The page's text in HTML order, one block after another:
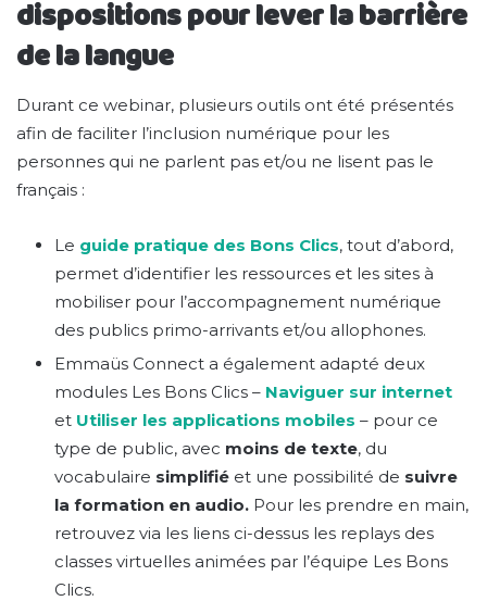
dispositions pour lever la barrière
de la langue
Durant ce webinar, plusieurs outils ont été présentés
afin de faciliter l’inclusion numérique pour les
personnes qui ne parlent pas et/ou ne lisent pas le
français :
Le guide pratique des Bons Clics, tout d’abord,
permet d’identifier les ressources et les sites à
mobiliser pour l’accompagnement numérique
des publics primo-arrivants et/ou allophones.
Emmaüs Connect a également adapté deux
modules Les Bons Clics – Naviguer sur internet
et Utiliser les applications mobiles – pour ce
type de public, avec moins de texte, du
vocabulaire simplifié et une possibilité de suivre
la formation en audio. Pour les prendre en main,
retrouvez via les liens ci-dessus les replays des
classes virtuelles animées par l’équipe Les Bons
Clics.